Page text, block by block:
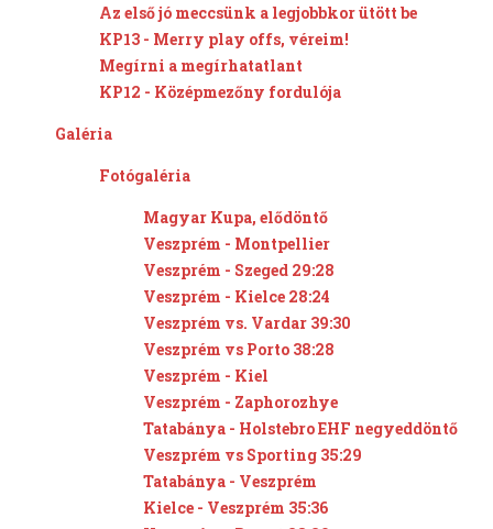
Az első jó meccsünk a legjobbkor ütött be
KP13 - Merry play offs, véreim!
Megírni a megírhatatlant
KP12 - Középmezőny fordulója
Galéria
Fotógaléria
Magyar Kupa, elődöntő
Veszprém - Montpellier
Veszprém - Szeged 29:28
Veszprém - Kielce 28:24
Veszprém vs. Vardar 39:30
Veszprém vs Porto 38:28
Veszprém - Kiel
Veszprém - Zaphorozhye
Tatabánya - Holstebro EHF negyeddöntő
Veszprém vs Sporting 35:29
Tatabánya - Veszprém
Kielce - Veszprém 35:36